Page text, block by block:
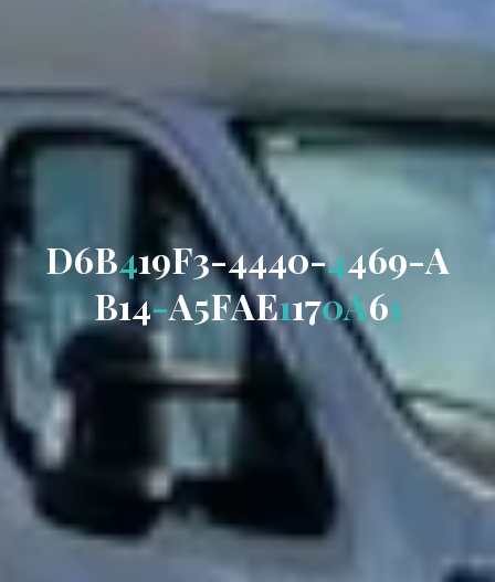
D6B419F3-4440-4469-A
B14-A5FAE1170A61